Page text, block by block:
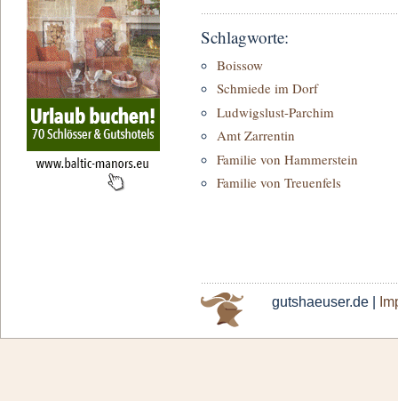
Schlagworte:
Boissow
Schmiede im Dorf
Ludwigslust-Parchim
Amt Zarrentin
Familie von Hammerstein
Familie von Treuenfels
gutshaeuser.de |